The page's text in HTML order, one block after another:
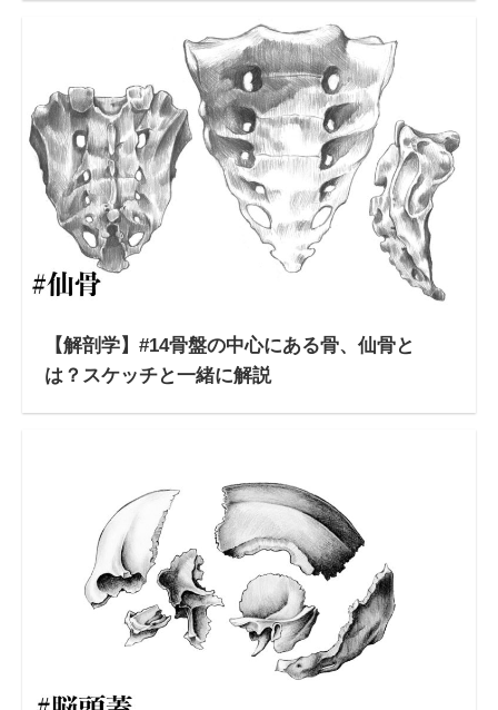
【解剖学】#14骨盤の中心にある骨、仙骨と
は？スケッチと一緒に解説